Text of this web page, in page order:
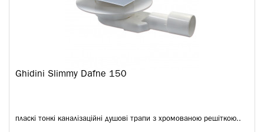
Ghidini Slimmy Dafne 150
пласкі тонкі каналізаційні душові трапи з хромованою решіткою..